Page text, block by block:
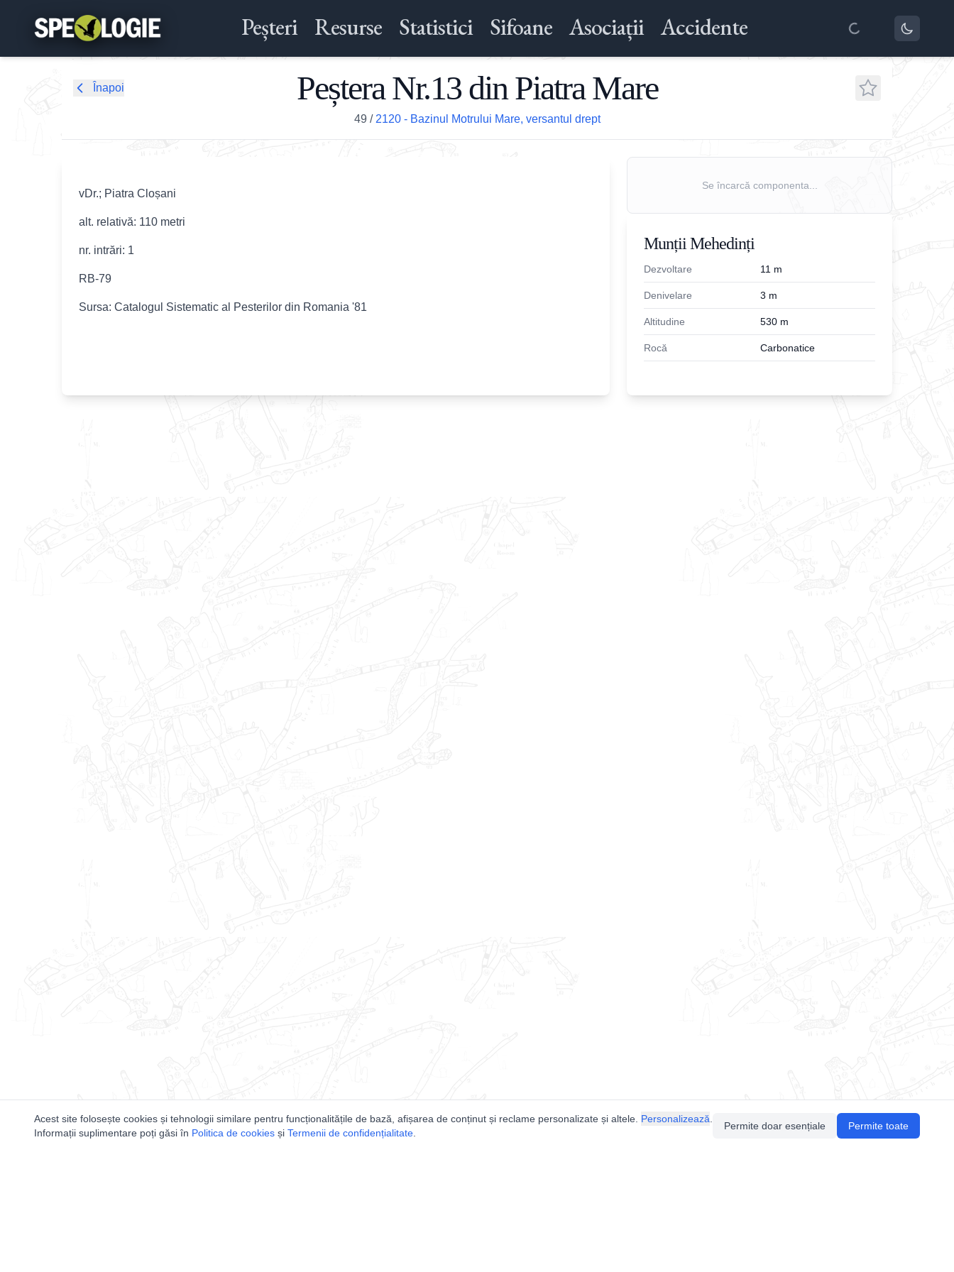
Peșteri Resurse Statistici Sifoane Asociații Accidente
Înapoi Peștera Nr.13 din Piatra Mare
49 / 2120 - Bazinul Motrului Mare, versantul drept
vDr.; Piatra Cloșani
alt. relativă: 110 metri
nr. intrări: 1
RB-79
Sursa: Catalogul Sistematic al Pesterilor din Romania '81
Se încarcă componenta...
Munții Mehedinți
Dezvoltare 11 m
Denivelare 3 m
Altitudine 530 m
Rocă Carbonatice
Acest site folosește cookies și tehnologii similare pentru funcționalitățile de bază, afișarea de conținut și reclame personalizate și altele. Personalizează
Informații suplimentare poți găsi în Politica de cookies și Termenii de confidențialitate
Permite doar esențiale Permite toate